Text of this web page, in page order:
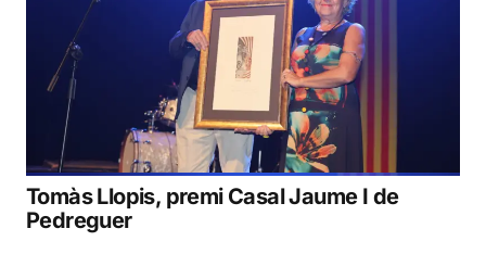
Tomàs Llopis, premi Casal Jaume I de
Pedreguer